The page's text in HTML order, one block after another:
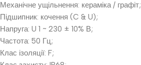
Механічне ущільнення: кераміка / графіт;
Підшипник: кочення (C & U);
Напруга: U 1 ~ 230 ± 10% В;
Частота: 50 Гц;
Клас ізоляції: F;